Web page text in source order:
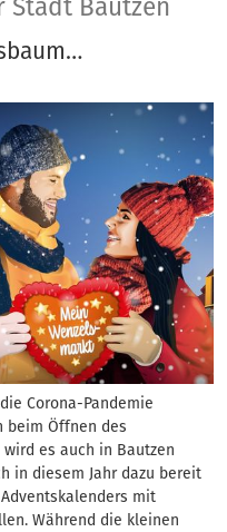
Stadt Bautzen
Corona-Pandemie
beim Öffnen des
es auch in Bautzen
in diesem Jahr dazu bereit
mit
Während die kleinen